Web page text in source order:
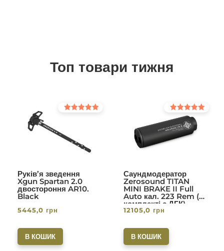
Топ товари тижня
Руків’я зведення
Xgun Spartan 2.0
двостороння AR10.
Black
5445,0 грн
В КОШИК
Саундмодератор
Zerosound TITAN
MINI BRAKE II Full
Auto кал. 223 Rem (в
комплекті с ДГК)
різьба 1/2-28. Вlack
Оцінено в
5.00
з 5
12105,0 грн
В КОШИК